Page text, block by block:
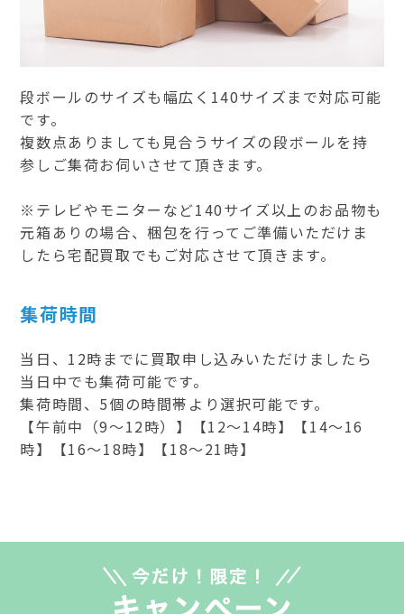
段ボールのサイズも幅広く140サイズまで対応可能
です。
複数点ありましても見合うサイズの段ボールを持
参しご集荷お伺いさせて頂きます。
※テレビやモニターなど140サイズ以上のお品物も
元箱ありの場合、梱包を行ってご準備いただけま
したら宅配買取でもご対応させて頂きます。
集荷時間
当日、12時までに買取申し込みいただけましたら
当日中でも集荷可能です。
集荷時間、5個の時間帯より選択可能です。
【午前中（9～12時）】【12～14時】【14～16
時】【16～18時】【18～21時】